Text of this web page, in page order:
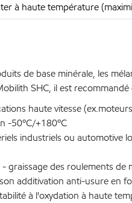
à haute température
de base minérale, les
SHC, il est
haute vitesse
-50ºC/+180ºC
industriels ou automotive
graissage des roulements
additivation anti-usure en
à l'oxydation à haute